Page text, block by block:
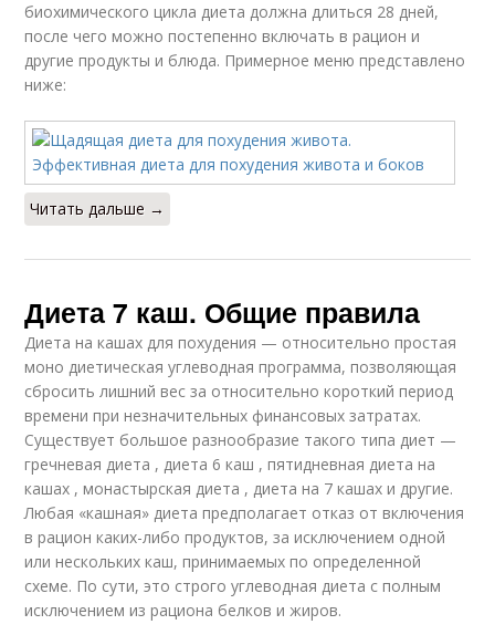
биохимического цикла диета должна длиться 28 дней,
после чего можно постепенно включать в рацион и
другие продукты и блюда. Примерное меню представлено
ниже:
Читать дальше →
Диета 7 каш. Общие правила
Диета на кашах для похудения — относительно простая
моно диетическая углеводная программа, позволяющая
сбросить лишний вес за относительно короткий период
времени при незначительных финансовых затратах.
Существует большое разнообразие такого типа диет —
гречневая диета , диета 6 каш , пятидневная диета на
кашах , монастырская диета , диета на 7 кашах и другие.
Любая «кашная» диета предполагает отказ от включения
в рацион каких-либо продуктов, за исключением одной
или нескольких каш, принимаемых по определенной
схеме. По сути, это строго углеводная диета с полным
исключением из рациона белков и жиров.